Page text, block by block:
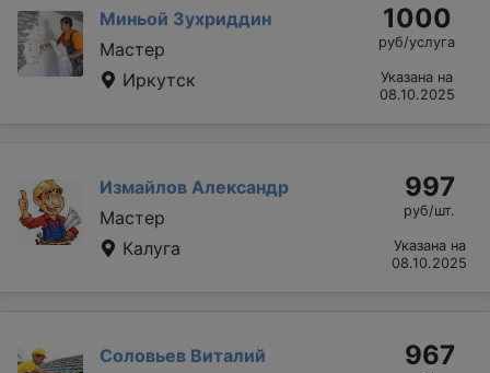
Миньой Зухриддин
Мастер
Иркутск
1000
руб/услуга
Указана на
08.10.2025
Измайлов Александр
Мастер
Калуга
997
руб/шт.
Указана на
08.10.2025
Соловьев Виталий
967